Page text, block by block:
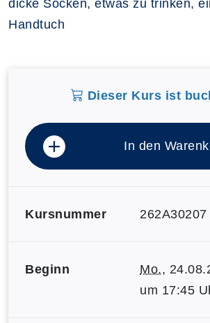
dicke Socken, etwas zu trinken,
Handtuch
Dieser Kurs ist
In den
Kursnummer 262A30207
Beginn Mo.,
um 17:45